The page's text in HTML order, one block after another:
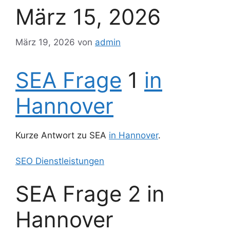
März 15, 2026
März 19, 2026 von admin
SEA Frage 1 in
Hannover
Kurze Antwort zu SEA in Hannover.
SEO Dienstleistungen
SEA Frage 2 in
Hannover